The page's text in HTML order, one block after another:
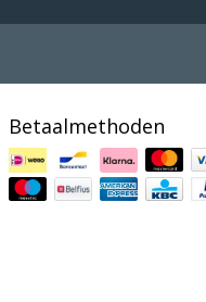
Betaalmethoden